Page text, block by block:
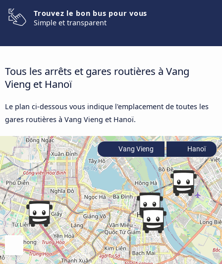
Trouvez le bon bus pour vous
Simple et transparent
Tous les arrêts et gares routières à Vang
Vieng et Hanoï
Le plan ci-dessous vous indique l'emplacement de toutes les
gares routières à Vang Vieng et Hanoï.
Vang Vieng Hanoï